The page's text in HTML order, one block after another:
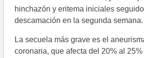
hinchazón y eritema iniciales
descamación en la segunda semana.
La secuela más grave es el
coronaria, que afecta del 20% al